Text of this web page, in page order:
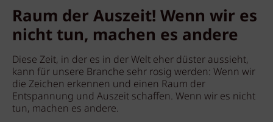
Raum der Auszeit! Wenn wir es
nicht tun, machen es andere
Diese Zeit, in der es in der Welt eher düster aussieht,
kann für unsere Branche sehr rosig werden: Wenn wir
die Zeichen erkennen und einen Raum der
Entspannung und Auszeit schaffen. Wenn wir es nicht
tun, machen es andere.